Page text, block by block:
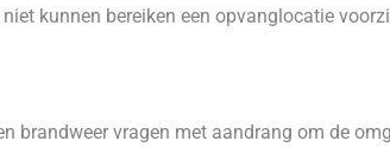
kunnen bereiken een opvanglocatie
brandweer vragen met aandrang om de